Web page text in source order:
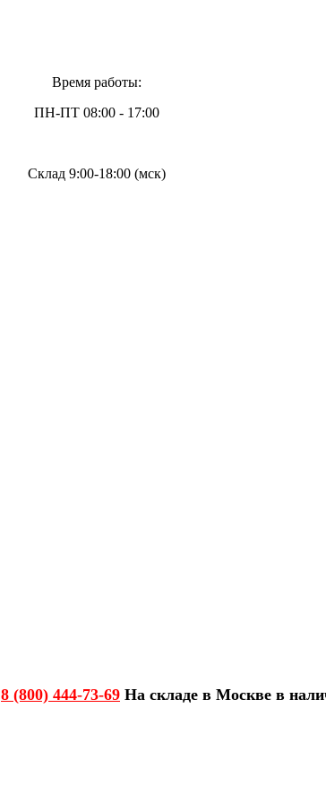
Время работы:
ПН-ПТ 08:00 - 17:00
Склад 9:00-18:00 (мск)
8 (800) 444-73-69 На складе в Москве в